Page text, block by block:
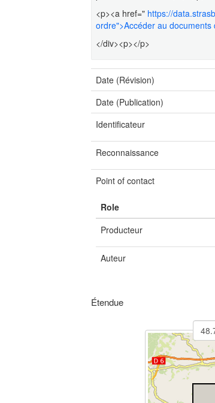
<p><a href=" https://
ordre">Accéder au documents
</div><p></p>
Date (Révision)
Date (Publication)
Identificateur
Reconnaissance
Point of contact
Role
Producteur
Auteur
Étendue